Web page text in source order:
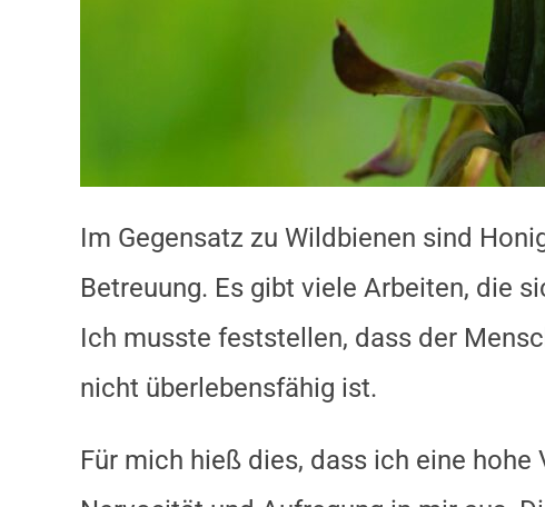
Im Gegensatz zu Wildbienen sind
Betreuung. Es gibt viele Arbeiten, die
Ich musste feststellen, dass der
nicht überlebensfähig ist.
Für mich hieß dies, dass ich eine